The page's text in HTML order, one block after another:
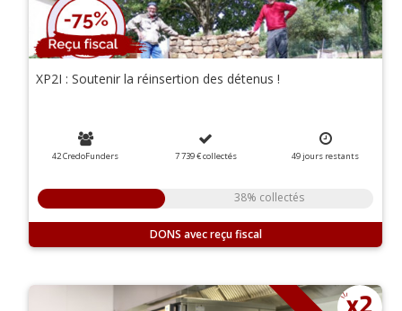
XP2I : Soutenir la réinsertion des détenus !
42 CredoFunders 7 739 €collectés 49jours restants
38% collectés
DONS